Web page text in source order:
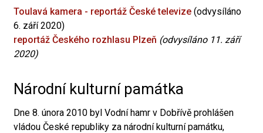
Toulavá kamera - reportáž České televize (odvysíláno
6. září 2020)
reportáž Českého rozhlasu Plzeň (odvysíláno 11. září
2020)
Národní kulturní památka
Dne 8. února 2010 byl Vodní hamr v Dobřívě prohlášen
vládou České republiky za národní kulturní památku,